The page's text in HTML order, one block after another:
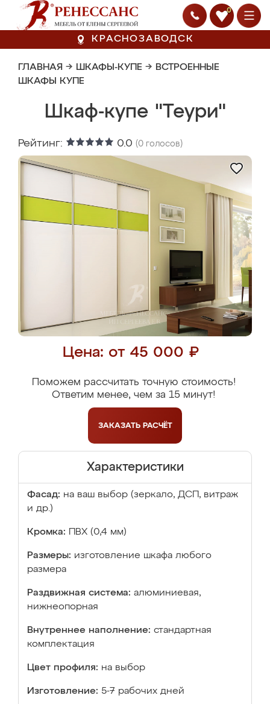
0
КРАСНОЗАВОДСК
ГЛАВНАЯ → ШКАФЫ-КУПЕ → ВСТРОЕННЫЕ
ШКАФЫ КУПЕ
Шкаф-купе "Теури"
Рейтинг: 0.0 (0 голосов)
Цена: от 45 000 ₽
Поможем рассчитать точную стоимость!
Ответим менее, чем за 15 минут!
ЗАКАЗАТЬ РАСЧЁТ
Характеристики
Фасад: на ваш выбор (зеркало, ДСП, витраж
и др.)
Кромка: ПВХ (0,4 мм)
Размеры: изготовление шкафа любого
размера
Раздвижная система: алюминиевая,
нижнеопорная
Внутреннее наполнение: стандартная
комплектация
Цвет профиля: на выбор
Изготовление: 5-7 рабочих дней